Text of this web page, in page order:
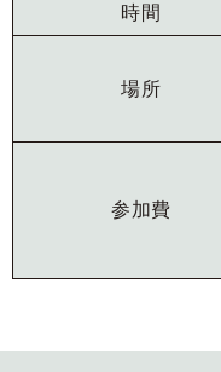
時間
場所
参加費